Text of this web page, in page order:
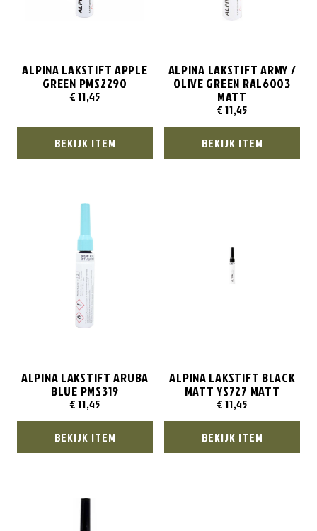
ALPINA LAKSTIFT APPLE
GREEN PMS2290
€11,45
BEKIJK ITEM
ALPINA LAKSTIFT ARMY /
OLIVE GREEN RAL6003
MATT
€11,45
BEKIJK ITEM
ALPINA LAKSTIFT ARUBA
BLUE PMS319
€11,45
BEKIJK ITEM
ALPINA LAKSTIFT BLACK
MATT YS727 MATT
€11,45
BEKIJK ITEM